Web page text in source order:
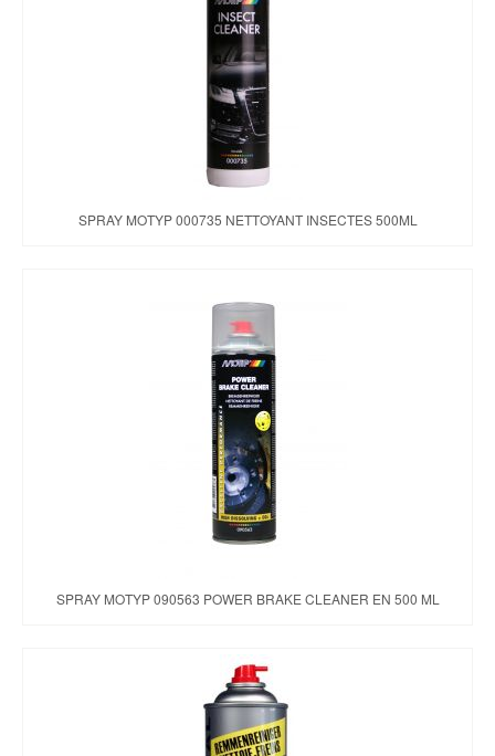
SPRAY MOTYP 000735 NETTOYANT INSECTES 500ML
SPRAY MOTYP 090563 POWER BRAKE CLEANER EN 500 ML